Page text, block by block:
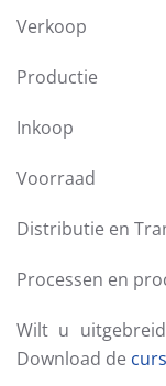
Verkoop
Productie
Inkoop
Voorraad
Distributie en
Processen en
Wilt u
Download de